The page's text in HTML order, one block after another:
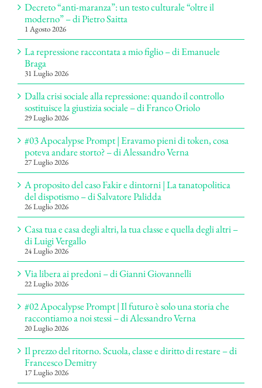
Decreto “anti-maranza”: un testo culturale “oltre il
moderno” – di Pietro Saitta
1 Agosto 2026
La repressione raccontata a mio figlio – di Emanuele
Braga
31 Luglio 2026
Dalla crisi sociale alla repressione: quando il controllo
sostituisce la giustizia sociale – di Franco Oriolo
29 Luglio 2026
#03 Apocalypse Prompt | Eravamo pieni di token, cosa
poteva andare storto? – di Alessandro Verna
27 Luglio 2026
A proposito del caso Fakir e dintorni | La tanatopolitica
del dispotismo – di Salvatore Palidda
26 Luglio 2026
Casa tua e casa degli altri, la tua classe e quella degli altri –
di Luigi Vergallo
24 Luglio 2026
Via libera ai predoni – di Gianni Giovannelli
22 Luglio 2026
#02 Apocalypse Prompt | Il futuro è solo una storia che
raccontiamo a noi stessi – di Alessandro Verna
20 Luglio 2026
Il prezzo del ritorno. Scuola, classe e diritto di restare – di
Francesco Demitry
17 Luglio 2026